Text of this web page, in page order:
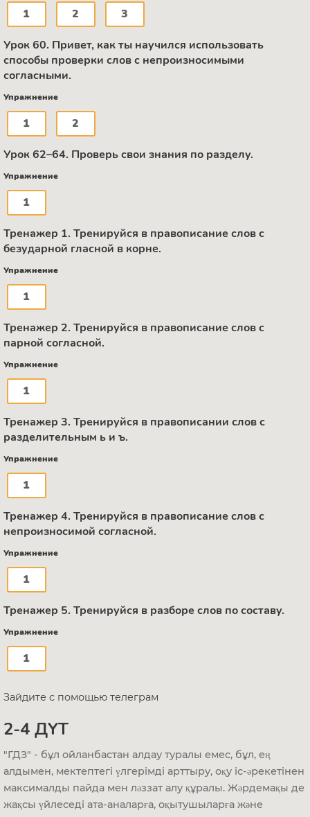
1 2 3
Урок 60. Привет, как ты научился использовать
способы проверки слов с непроизносимыми
согласными.
Упражнение
1 2
Урок 62–64. Проверь свои знания по разделу.
Упражнение
1
Тренажер 1. Тренируйся в правописание слов с
безударной гласной в корне.
Упражнение
1
Тренажер 2. Тренируйся в правописание слов с
парной согласной.
Упражнение
1
Тренажер 3. Тренируйся в правописании слов с
разделительным ь и ъ.
Упражнение
1
Тренажер 4. Тренируйся в правописание слов с
непроизносимой согласной.
Упражнение
1
Тренажер 5. Тренируйся в разборе слов по составу.
Упражнение
1
Зайдите с помощью телеграм
2-4 ДҮТ
"ГДЗ" - бұл ойланбастан алдау туралы емес, бұл, ең
алдымен, мектептегі үлгерімді арттыру, оқу іс-әрекетінен
максималды пайда мен ләззат алу құралы. Жәрдемақы де
жақсы үйлеседі ата-аналарға, оқытушыларға және